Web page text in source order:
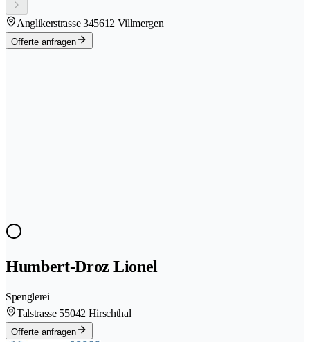
Anglikerstrasse 345612 Villmergen
Offerte anfragen
Humbert-Droz Lionel
Spenglerei
Talstrasse 55042 Hirschthal
Offerte anfragen